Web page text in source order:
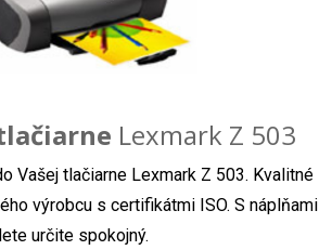
Lexmark Z 503
Vašej tlačiarne Lexmark Z 503. Kvalitné
výrobcu s certifikátmi ISO. S náplňami
určite spokojný.